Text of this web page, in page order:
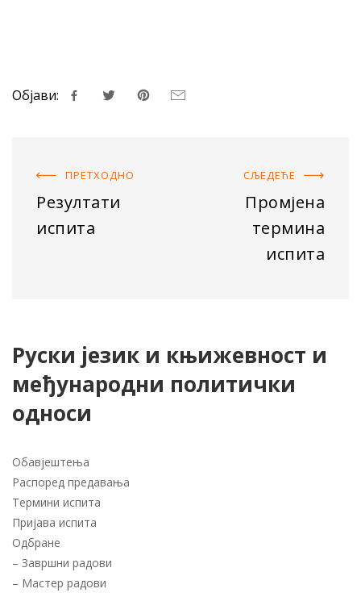
Објави:
ПРЕТХОДНO
Резултати
испита
СЉЕДЕЋE
Промјена
термина
испита
Руски језик и књижевност и
међународни политички
односи
Обавјештења
Распоред предавања
Термини испита
Пријава испита
Одбране
– Завршни радови
– Мастер радови